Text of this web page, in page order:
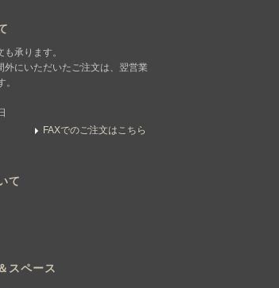
承ります。
にいただいたご注文は、翌営業
FAXでのご注文はこちら
て
スペース